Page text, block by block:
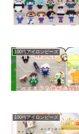
100均アイロンビーズ
100均アイロンビーズ